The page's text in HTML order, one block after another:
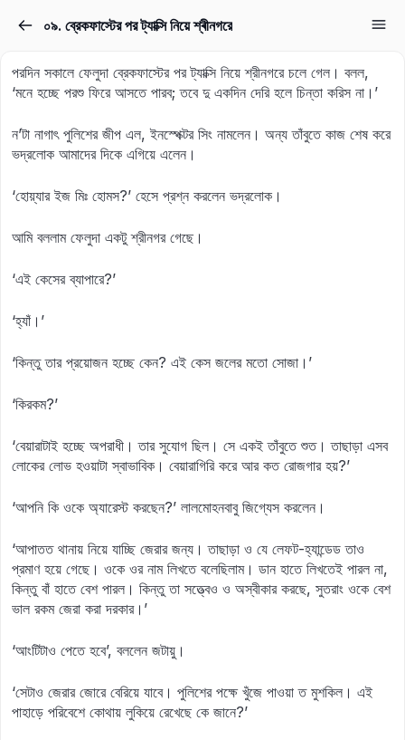
০৯. ব্রেকফাস্টের পর ট্যাক্সি নিয়ে শ্ৰীনগরে
পরদিন সকালে ফেলুদা ব্রেকফাস্টের পর ট্যাক্সি নিয়ে শ্রীনগরে চলে গেল। বলল,
‘মনে হচ্ছে পরশু ফিরে আসতে পারব; তবে দু একদিন দেরি হলে চিন্তা করিস না।’
ন’টা নাগাৎ পুলিশের জীপ এল, ইনস্পেক্টর সিং নামলেন। অন্য তাঁবুতে কাজ শেষ করে
ভদ্রলোক আমাদের দিকে এগিয়ে এলেন।
‘হোয়্যার ইজ মিঃ হোমস?’ হেসে প্রশ্ন করলেন ভদ্রলোক।
আমি বললাম ফেলুদা একটু শ্রীনগর গেছে।
‘এই কেসের ব্যাপারে?’
‘হ্যাঁ।’
‘কিন্তু তার প্রয়োজন হচ্ছে কেন? এই কেস জলের মতো সোজা।’
‘কিরকম?’
‘বেয়ারাটাই হচ্ছে অপরাধী। তার সুযোগ ছিল। সে একই তাঁবুতে শুত। তাছাড়া এসব
লোকের লোভ হওয়াটা স্বাভাবিক। বেয়ারাগিরি করে আর কত রোজগার হয়?’
‘আপনি কি ওকে অ্যারেস্ট করছেন?’ লালমোহনবাবু জিগ্যেস করলেন।
‘আপাতত থানায় নিয়ে যাচ্ছি জেরার জন্য। তাছাড়া ও যে লেফট-হ্যান্ডেড তাও
প্রমাণ হয়ে গেছে। ওকে ওর নাম লিখতে বলেছিলাম। ডান হাতে লিখতেই পারল না,
কিন্তু বাঁ হাতে বেশ পারল। কিন্তু তা সত্ত্বেও ও অস্বীকার করছে, সুতরাং ওকে বেশ
ভাল রকম জেরা করা দরকার।’
‘আংটিটাও পেতে হবে’, বললেন জটায়ু।
‘সেটাও জেরার জোরে বেরিয়ে যাবে। পুলিশের পক্ষে খুঁজে পাওয়া ত মুশকিল। এই
পাহাড়ে পরিবেশে কোথায় লুকিয়ে রেখেছে কে জানে?’
Sign in
Sign in
Don’t have an account? Sign up